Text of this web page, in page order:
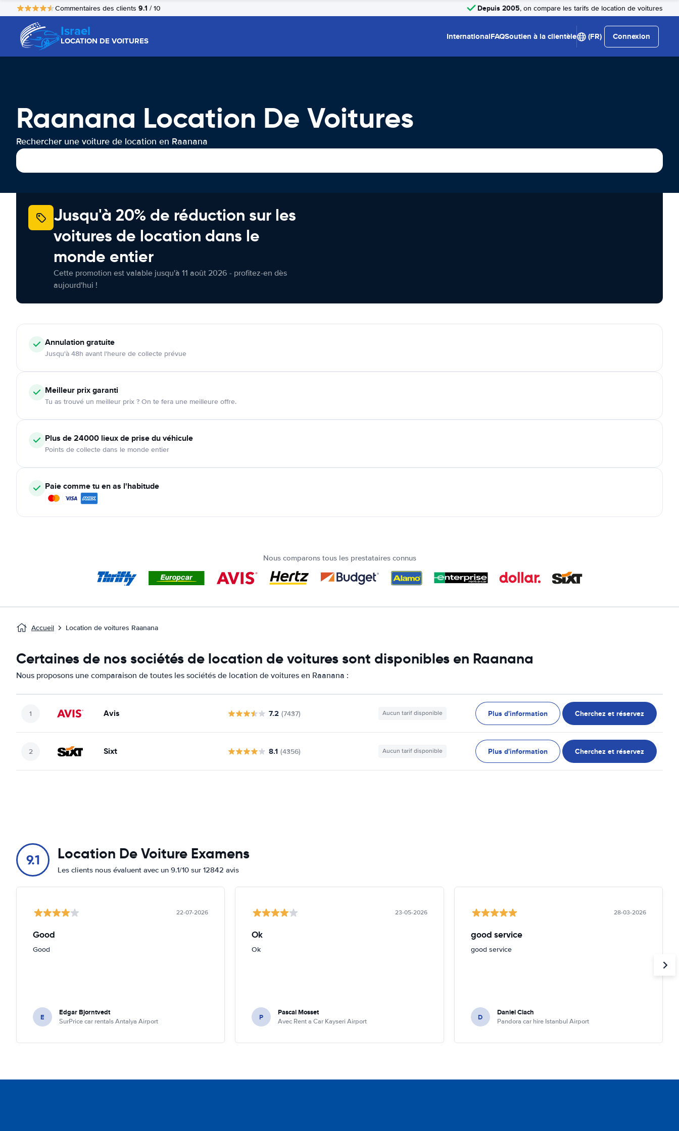
Commentaires des clients 9.1 / 10 Depuis 2005, on compare les tarifs de location de voitures
Israel
LOCATION DE VOITURES InternationalFAQSoutien à la clientèle (FR) Connexion
Raanana Location De Voitures
Rechercher une voiture de location en Raanana
Jusqu'à 20% de réduction sur les
voitures de location dans le
monde entier
Cette promotion est valable jusqu'à 11 août 2026 - profitez-en dès
aujourd'hui !
Annulationgratuite
Jusqu'à 48h avant l'heure de collecte prévue
Meilleur prix garanti
Tu as trouvé un meilleur prix ? On te fera une meilleure offre.
Plus de 24000 lieux de prise du véhicule
Points de collecte dans le monde entier
Paie comme tu en as l'habitude
Nous comparons tous les prestataires connus
Accueil Location de voitures Raanana
Certaines de nos sociétés de location de voitures sont disponibles en Raanana
Nous proposons une comparaison de toutes les sociétés de location de voitures en Raanana :
Avis 7.2 (7437) Aucun tarif disponible Plus d'information Cherchez et réservez
Sixt 8.1 (4356) Aucun tarif disponible Plus d'information Cherchez et réservez
9.1 Location De Voiture Examens
Les clients nous évaluent avec un 9.1/10 sur 12842 avis
22-07-2026
Good
Good
E Edgar Bjorntvedt
SurPrice car rentals Antalya Airport
23-05-2026
Ok
Ok
P Pascal Mosset
Avec Rent a Car Kayseri Airport
28-03-2026
good service
good service
D Daniel Ciach
Pandora car hire Istanbul Airport